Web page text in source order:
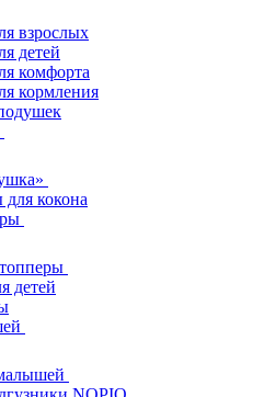
взрослых
детей
комфорта
кормления
для кокона
детей